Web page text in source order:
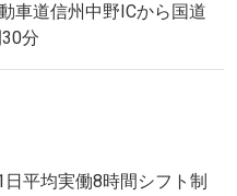
車道信州中野ICから国道
分
平均実働8時間シフト制